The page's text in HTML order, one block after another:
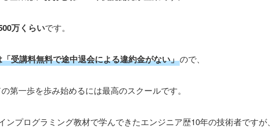
万くらいです。
受講料無料で途中退会による違約金がない」ので、
第一歩を歩み始めるには最高のスクールです。
プログラミング教材で学んできたエンジニア歴10年の技術者ですが、